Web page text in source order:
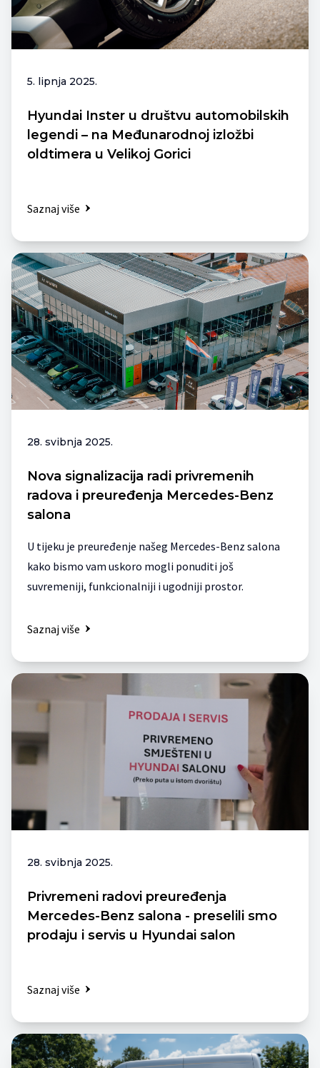
5. lipnja 2025.
Hyundai Inster u društvu automobilskih
legendi – na Međunarodnoj izložbi
oldtimera u Velikoj Gorici
Saznaj više
28. svibnja 2025.
Nova signalizacija radi privremenih
radova i preuređenja Mercedes-Benz
salona
U tijeku je preuređenje našeg Mercedes-Benz salona
kako bismo vam uskoro mogli ponuditi još
suvremeniji, funkcionalniji i ugodniji prostor.
Saznaj više
28. svibnja 2025.
Privremeni radovi preuređenja
Mercedes-Benz salona - preselili smo
prodaju i servis u Hyundai salon
Saznaj više